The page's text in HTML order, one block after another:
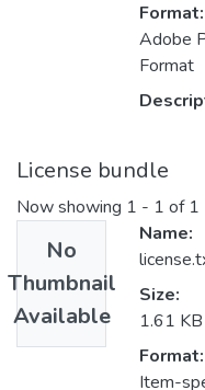
Format:
Adobe
Format
License bundle
Now showing 1 - 1 of 1
No
Thumbnail
Available
Name:
Size:
1.61 KB
Format:
Item-